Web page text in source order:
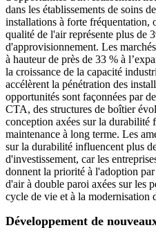
dans les établissements de soins
installations à forte fréquentation,
qualité de l'air représente plus de
d'approvisionnement. Les
à hauteur de près de 33 % à
la croissance de la capacité
accélèrent la pénétration des
opportunités sont façonnées par
CTA, des structures de boîtier
conception axées sur la durabilité
maintenance à long terme. Les
sur la durabilité influencent plus
d'investissement, car les
donnent la priorité à l'adoption
d'air à double paroi axées sur les
cycle de vie et à la modernisation
Développement de